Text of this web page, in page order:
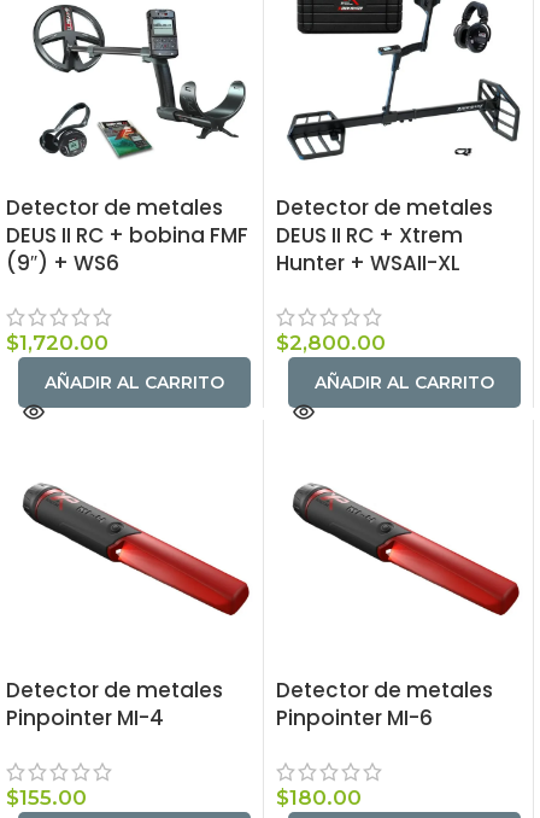
Detector de metales
DEUS II RC + bobina FMF
(9″) + WS6
$1,720.00
AÑADIR AL CARRITO
Detector de metales
DEUS II RC + Xtrem
Hunter + WSAII-XL
$2,800.00
AÑADIR AL CARRITO
Detector de metales
Pinpointer MI-4
$155.00
Detector de metales
Pinpointer MI-6
$180.00